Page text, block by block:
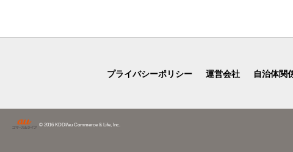
プライバシーポリシー 運営会社 自治体関
© 2016 KDDI/au Commerce & Life, Inc.